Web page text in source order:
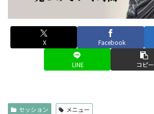
X Facebook
LINE コピー
セッション メニュー